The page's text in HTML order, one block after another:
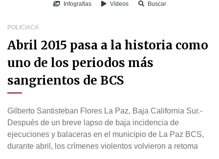
Infografías Vídeos Buscar
POLICIACA
Abril 2015 pasa a la historia como
uno de los periodos más
sangrientos de BCS
Gilberto Santisteban Flores La Paz, Baja California Sur.-
Después de un breve lapso de baja incidencia de
ejecuciones y balaceras en el municipio de La Paz BCS,
durante abril, los crímenes violentos volvieron a retoma